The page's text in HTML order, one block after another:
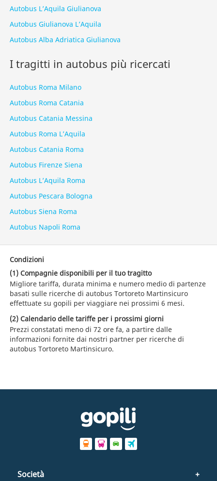
Autobus L’Aquila Giulianova
Autobus Giulianova L’Aquila
Autobus Alba Adriatica Giulianova
I tragitti in autobus più ricercati
Autobus Roma Milano
Autobus Roma Catania
Autobus Catania Messina
Autobus Roma L’Aquila
Autobus Catania Roma
Autobus Firenze Siena
Autobus L’Aquila Roma
Autobus Pescara Bologna
Autobus Siena Roma
Autobus Napoli Roma
Condizioni
(1) Compagnie disponibili per il tuo tragitto
Migliore tariffa, durata minima e numero medio di partenze
basati sulle ricerche di autobus Tortoreto Martinsicuro
effettuate su gopili per viaggiare nei prossimi 6 mesi.
(2) Calendario delle tariffe per i prossimi giorni
Prezzi constatati meno di 72 ore fa, a partire dalle
informazioni fornite dai nostri partner per ricerche di
autobus Tortoreto Martinsicuro.
Società